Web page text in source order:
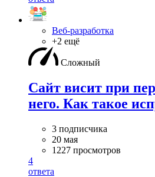
Веб-разработка
+2 ещё
Сложный
Сайт висит при
него. Как такое
3 подписчика
20 мая
1227 просмотров
4
ответа